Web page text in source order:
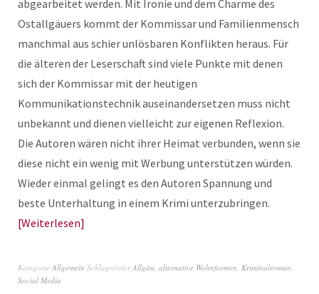
abgearbeitet werden. Mit Ironie und dem Charme des
Ostallgäuers kommt der Kommissar und Familienmensch
manchmal aus schier unlösbaren Konflikten heraus. Für
die älteren der Leserschaft sind viele Punkte mit denen
sich der Kommissar mit der heutigen
Kommunikationstechnik auseinandersetzen muss nicht
unbekannt und dienen vielleicht zur eigenen Reflexion.
Die Autoren wären nicht ihrer Heimat verbunden, wenn sie
diese nicht ein wenig mit Werbung unterstützen würden.
Wieder einmal gelingt es den Autoren Spannung und
beste Unterhaltung in einem Krimi unterzubringen.
Weiterlesen
Kategorie Allgemein SchlagwörterAllgäu, alternative Wohnformen, Kriminalroman,
Social Media